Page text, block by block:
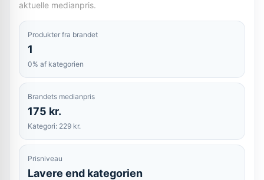
aktuelle medianpris.
Produkter fra brandet
1
0% af kategorien
Brandets medianpris
175 kr.
Kategori: 229 kr.
Prisniveau
Lavere end kategorien